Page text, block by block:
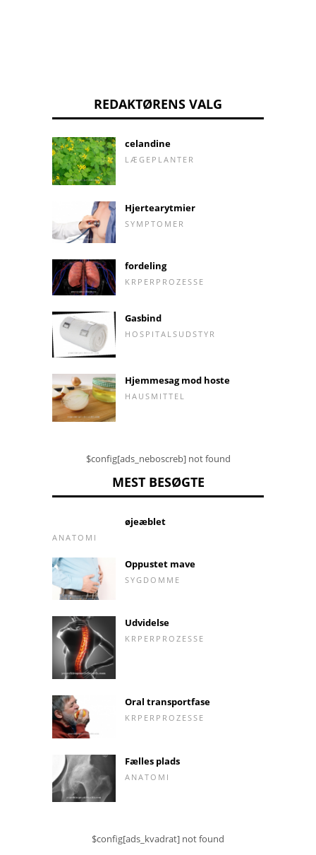
REDAKTØRENS VALG
celandine
LÆGEPLANTER
Hjertearytmier
SYMPTOMER
fordeling
KRPERPROZESSE
Gasbind
HOSPITALSUDSTYR
Hjemmesag mod hoste
HAUSMITTEL
$config[ads_neboscreb] not found
MEST BESØGTE
øjeæblet
ANATOMI
Oppustet mave
SYGDOMME
Udvidelse
KRPERPROZESSE
Oral transportfase
KRPERPROZESSE
Fælles plads
ANATOMI
$config[ads_kvadrat] not found